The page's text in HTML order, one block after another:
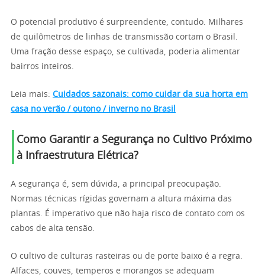
O potencial produtivo é surpreendente, contudo. Milhares
de quilômetros de linhas de transmissão cortam o Brasil.
Uma fração desse espaço, se cultivada, poderia alimentar
bairros inteiros.
Leia mais: Cuidados sazonais: como cuidar da sua horta em
casa no verão / outono / inverno no Brasil
Como Garantir a Segurança no Cultivo Próximo
à Infraestrutura Elétrica?
A segurança é, sem dúvida, a principal preocupação.
Normas técnicas rígidas governam a altura máxima das
plantas. É imperativo que não haja risco de contato com os
cabos de alta tensão.
O cultivo de culturas rasteiras ou de porte baixo é a regra.
Alfaces, couves, temperos e morangos se adequam